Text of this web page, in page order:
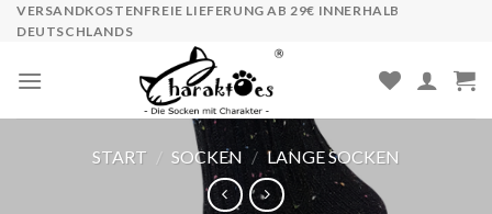
SkipVERSANDKOSTENFREIE LIEFERUNG AB 29€ INNERHALB
DEUTSCHLANDS
START / SOCKEN / LANGE SOCKEN